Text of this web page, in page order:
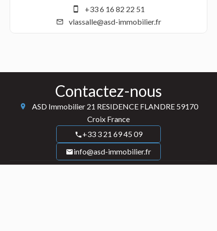
+33 6 16 82 22 51
vlassalle@asd-immobilier.fr
Contactez-nous
ASD Immobilier21 RESIDENCE FLANDRE 59170
Croix France
+33 3 21 69 45 09
info@asd-immobilier.fr